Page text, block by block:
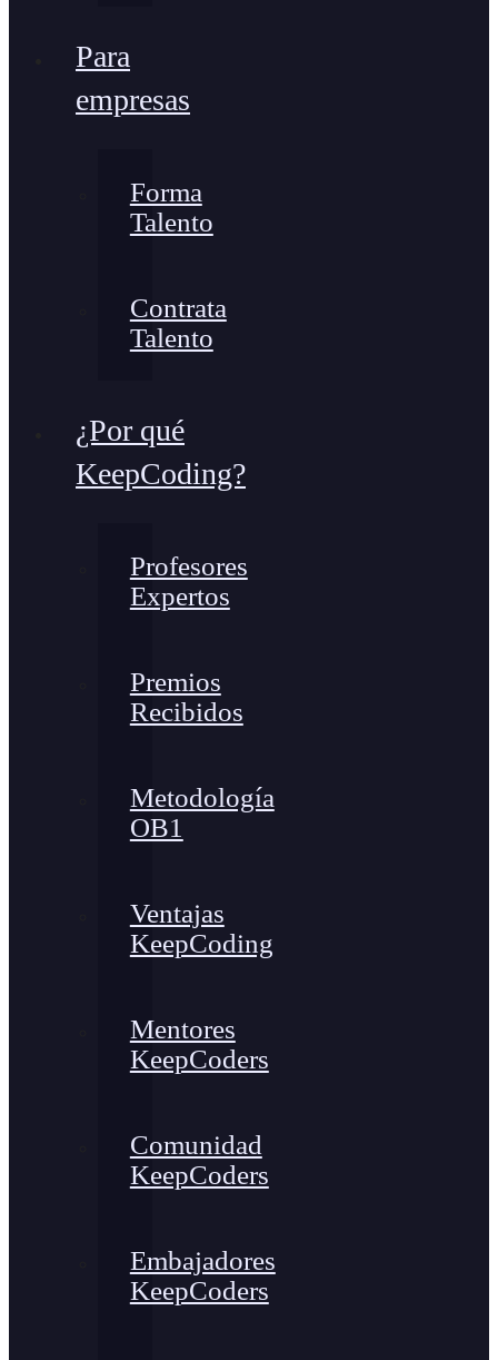
Para
empresas
Forma
Talento
Contrata
Talento
¿Por qué
KeepCoding?
Profesores
Expertos
Premios
Recibidos
Metodología
OB1
Ventajas
KeepCoding
Mentores
KeepCoders
Comunidad
KeepCoders
Embajadores
KeepCoders